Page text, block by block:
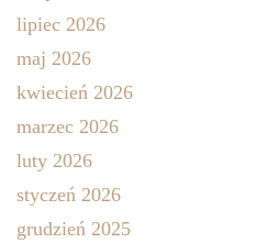
lipiec 2026
maj 2026
kwiecień 2026
marzec 2026
luty 2026
styczeń 2026
grudzień 2025